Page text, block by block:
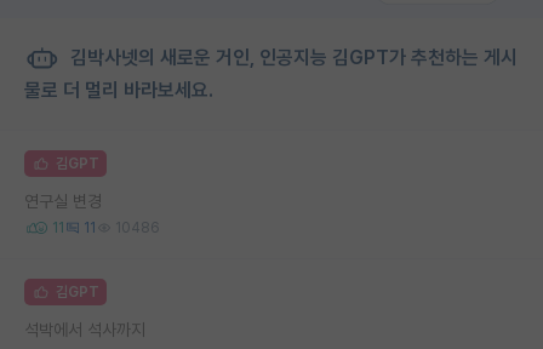
김박사넷의 새로운 거인, 인공지능 김GPT가 추천하는 게시
물로 더 멀리 바라보세요.
김GPT
연구실 변경
11 11 10486
김GPT
석박에서 석사까지